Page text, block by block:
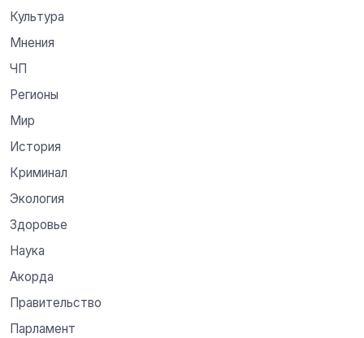
Культура
Мнения
ЧП
Регионы
Мир
История
Криминал
Экология
Здоровье
Наука
Акорда
Правительство
Парламент